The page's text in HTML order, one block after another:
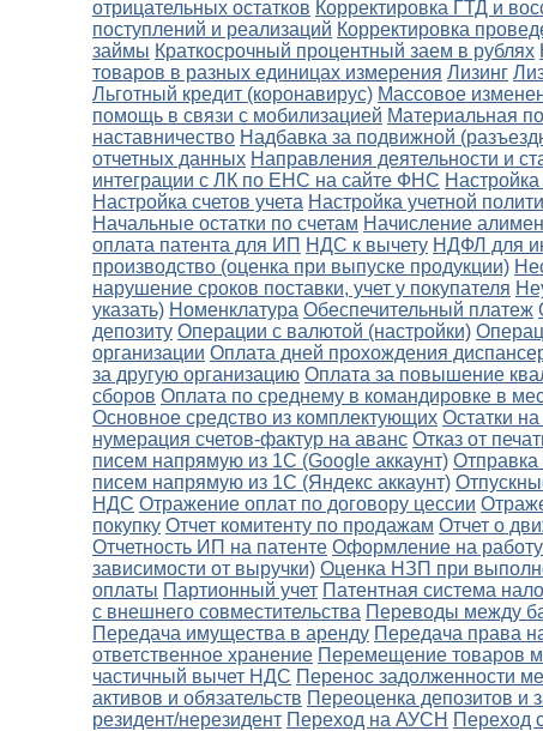
отрицательных остатков Корректировка ГТД и
поступлений и реализаций Корректировка
займы Краткосрочный процентный заем в рублях
товаров в разных единицах измерения Лизинг
Льготный кредит (коронавирус) Массовое
помощь в связи с мобилизацией Материальная
наставничество Надбавка за подвижной
отчетных данных Направления деятельности и
интеграции с ЛК по ЕНС на сайте ФНС Настройка
Настройка счетов учета Настройка учетной
Начальные остатки по счетам Начисление
оплата патента для ИП НДС к вычету НДФЛ для
производство (оценка при выпуске продукции)
нарушение сроков поставки, учет у покупателя
указать) Номенклатура Обеспечительный платеж
депозиту Операции с валютой (настройки)
организации Оплата дней прохождения
за другую организацию Оплата за повышение
сборов Оплата по среднему в командировке в
Основное средство из комплектующих Остатки
нумерация счетов-фактур на аванс Отказ от
писем напрямую из 1С (Google аккаунт)
писем напрямую из 1С (Яндекс аккаунт)
НДС Отражение оплат по договору цессии
покупку Отчет комитенту по продажам Отчет о
Отчетность ИП на патенте Оформление на работу
зависимости от выручки) Оценка НЗП при
оплаты Партионный учет Патентная система
с внешнего совместительства Переводы между
Передача имущества в аренду Передача права
ответственное хранение Перемещение товаров
частичный вычет НДС Перенос задолженности
активов и обязательств Переоценка депозитов и
резидент/нерезидент Переход на АУСН Переход